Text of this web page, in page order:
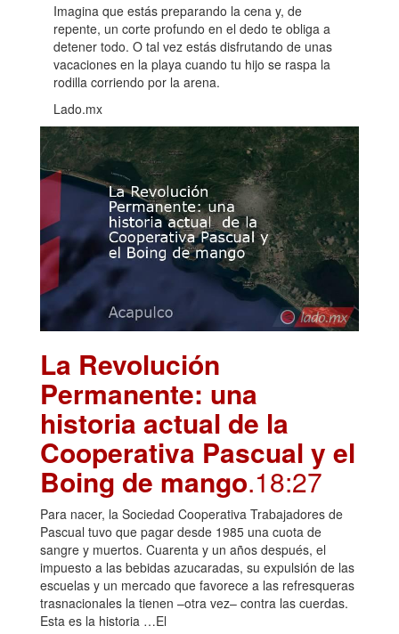
Imagina que estás preparando la cena y, de
repente, un corte profundo en el dedo te obliga a
detener todo. O tal vez estás disfrutando de unas
vacaciones en la playa cuando tu hijo se raspa la
rodilla corriendo por la arena.
Lado.mx
La Revolución
Permanente: una
historia actual de la
Cooperativa Pascual y el
Boing de mango.18:27
Para nacer, la Sociedad Cooperativa Trabajadores de
Pascual tuvo que pagar desde 1985 una cuota de
sangre y muertos. Cuarenta y un años después, el
impuesto a las bebidas azucaradas, su expulsión de las
escuelas y un mercado que favorece a las refresqueras
trasnacionales la tienen –otra vez– contra las cuerdas.
Esta es la historia …El